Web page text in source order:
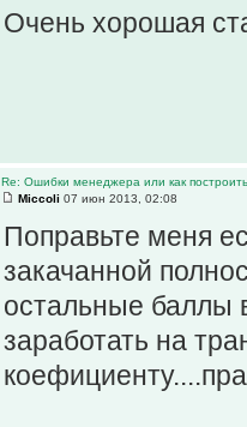
Очень хорошая
Re: Ошибки менеджера или как построить
Miccoli 07 июн 2013, 02:08
Поправьте меня
закачанной
остальные баллы
заработать на